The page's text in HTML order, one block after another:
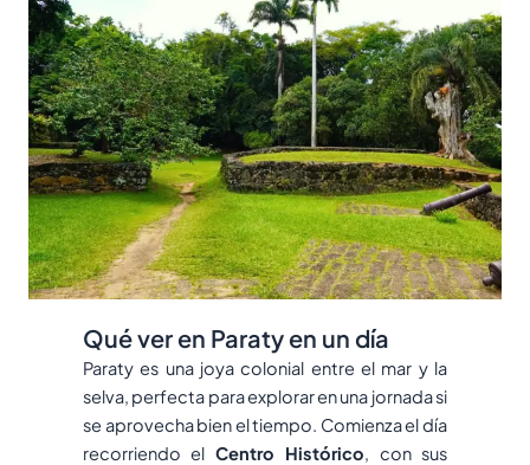
Qué ver en Paraty en un día
Paraty es una joya colonial entre el mar y la
selva, perfecta para explorar en una jornada si
se aprovecha bien el tiempo. Comienza el día
recorriendo el Centro Histórico, con sus